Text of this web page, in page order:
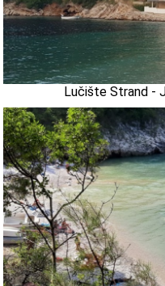
Lučište Strand -